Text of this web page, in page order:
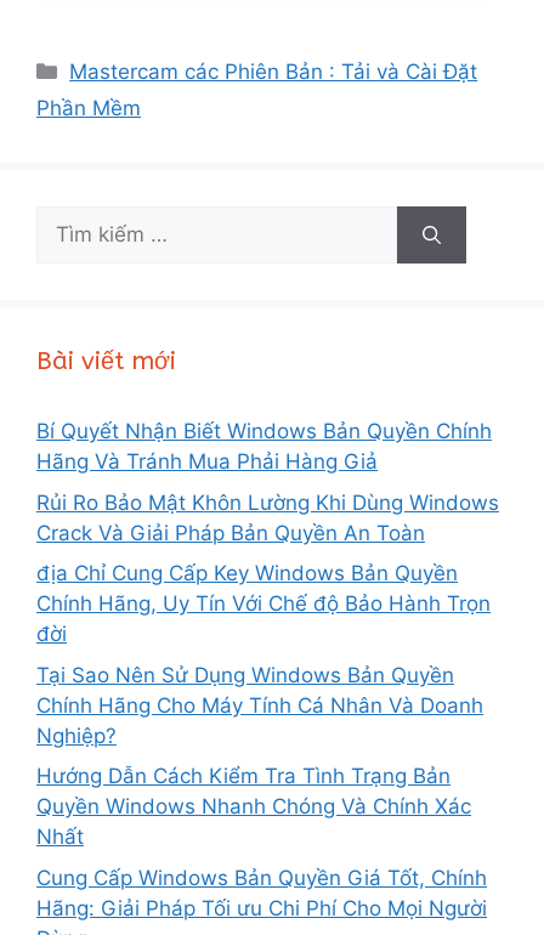
Danh
mục
Mastercam các Phiên Bản : Tải và Cài Đặt
Phần Mềm
Tìm
Bài viết mới
Bí Quyết Nhận Biết Windows Bản Quyền Chính
Hãng Và Tránh Mua Phải Hàng Giả
Rủi Ro Bảo Mật Khôn Lường Khi Dùng Windows
Crack Và Giải Pháp Bản Quyền An Toàn
địa Chỉ Cung Cấp Key Windows Bản Quyền
Chính Hãng, Uy Tín Với Chế độ Bảo Hành Trọn
đời
Tại Sao Nên Sử Dụng Windows Bản Quyền
Chính Hãng Cho Máy Tính Cá Nhân Và Doanh
Nghiệp?
Hướng Dẫn Cách Kiểm Tra Tình Trạng Bản
Quyền Windows Nhanh Chóng Và Chính Xác
Nhất
Cung Cấp Windows Bản Quyền Giá Tốt, Chính
Hãng: Giải Pháp Tối ưu Chi Phí Cho Mọi Người